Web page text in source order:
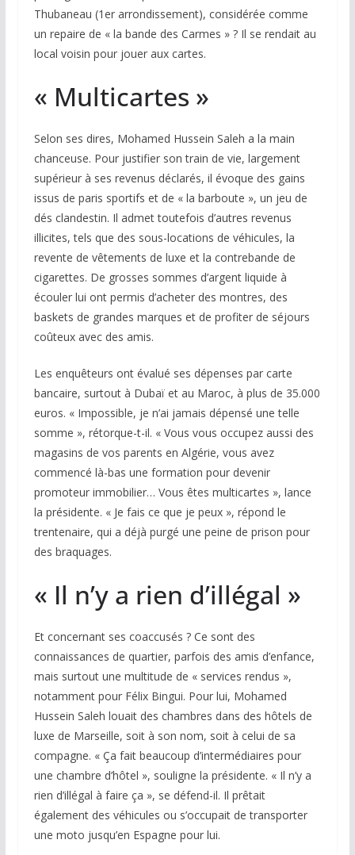
Thubaneau (1er arrondissement), considérée comme
un repaire de « la bande des Carmes » ? Il se rendait au
local voisin pour jouer aux cartes.
« Multicartes »
Selon ses dires, Mohamed Hussein Saleh a la main
chanceuse. Pour justifier son train de vie, largement
supérieur à ses revenus déclarés, il évoque des gains
issus de paris sportifs et de « la barboute », un jeu de
dés clandestin. Il admet toutefois d’autres revenus
illicites, tels que des sous-locations de véhicules, la
revente de vêtements de luxe et la contrebande de
cigarettes. De grosses sommes d’argent liquide à
écouler lui ont permis d’acheter des montres, des
baskets de grandes marques et de profiter de séjours
coûteux avec des amis.
Les enquêteurs ont évalué ses dépenses par carte
bancaire, surtout à Dubaï et au Maroc, à plus de 35.000
euros. « Impossible, je n’ai jamais dépensé une telle
somme », rétorque-t-il. « Vous vous occupez aussi des
magasins de vos parents en Algérie, vous avez
commencé là-bas une formation pour devenir
promoteur immobilier… Vous êtes multicartes », lance
la présidente. « Je fais ce que je peux », répond le
trentenaire, qui a déjà purgé une peine de prison pour
des braquages.
« Il n’y a rien d’illégal »
Et concernant ses coaccusés ? Ce sont des
connaissances de quartier, parfois des amis d’enfance,
mais surtout une multitude de « services rendus »,
notamment pour Félix Bingui. Pour lui, Mohamed
Hussein Saleh louait des chambres dans des hôtels de
luxe de Marseille, soit à son nom, soit à celui de sa
compagne. « Ça fait beaucoup d’intermédiaires pour
une chambre d’hôtel », souligne la présidente. « Il n’y a
rien d’illégal à faire ça », se défend-il. Il prêtait
également des véhicules ou s’occupait de transporter
une moto jusqu’en Espagne pour lui.